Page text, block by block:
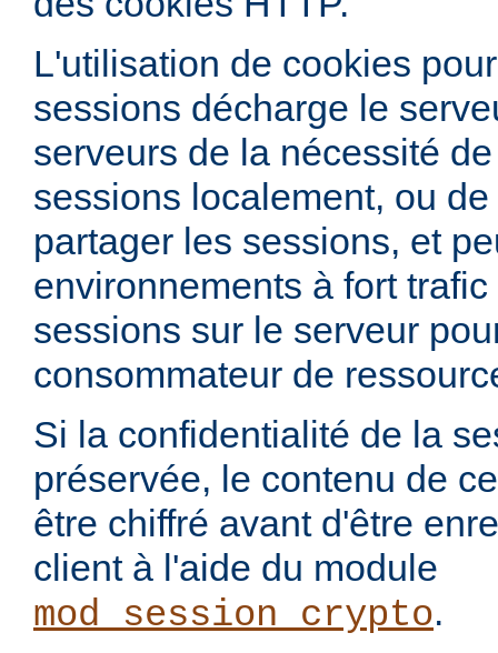
L'utilisation de cookies
sessions décharge le
serveurs de la nécessité
sessions localement, ou
partager les sessions, et
environnements à fort
sessions sur le serveur
consommateur de
Si la confidentialité de la
préservée, le contenu de
être chiffré avant d'être
client à l'aide du module
mod_session_crypto.